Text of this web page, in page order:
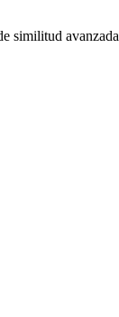
similitud avanzada